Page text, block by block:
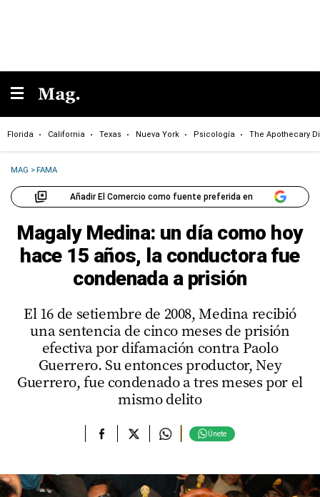
Florida California Texas Nueva York Psicología The Apothecary
MAG >FAMA
Añadir El Comercio como fuente preferida en
Magaly Medina: un día como hoy
hace 15 años, la conductora fue
condenada a prisión
El 16 de setiembre de 2008, Medina recibió
una sentencia de cinco meses de prisión
efectiva por difamación contra Paolo
Guerrero. Su entonces productor, Ney
Guerrero, fue condenado a tres meses por el
mismo delito
Únete